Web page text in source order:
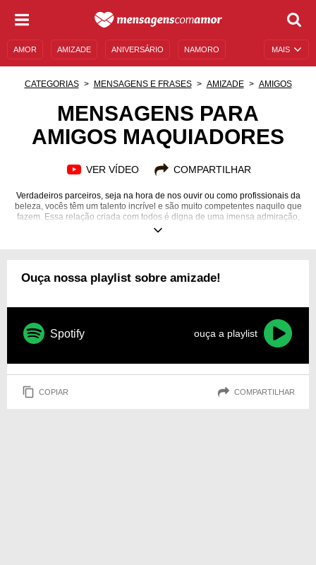
MAIS
AMOR AMIZADE ANIVERSÁRIO NAMORO
MENSAGENS E FRASES MENSAGENS DE ANIVERSÁRIO
CATEGORIAS MENSAGENS E FRASES AMIZADE AMIGOS
MENSAGENS PARA
AMIGOS MAQUIADORES
VER VÍDEO COMPARTILHAR
Verdadeiros parceiros, seja na hora de nos ouvir ou como profissionais da
beleza, vocês têm um talento incrível e são muito competentes naquilo que
fazem. Essa relação criada com todos é digna de uma imensa admiração,
mostrando que todo o trabalho realizado é feito com grande carinho. É
mensagens de carinho e de reconhecimento.
Ouça nossa playlist sobre amizade!
Spotify ouça a playlist
COPIAR COMPARTILHAR